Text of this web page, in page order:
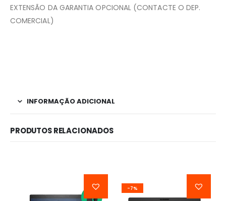
EXTENSÃO DA GARANTIA OPCIONAL (CONTACTE O DEP.
COMERCIAL)
INFORMAÇÃO ADICIONAL
PRODUTOS RELACIONADOS
-7%